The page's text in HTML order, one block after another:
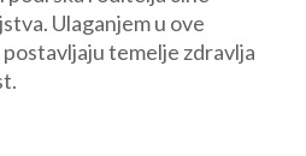
Ulaganjem u ove
temelje zdravlja